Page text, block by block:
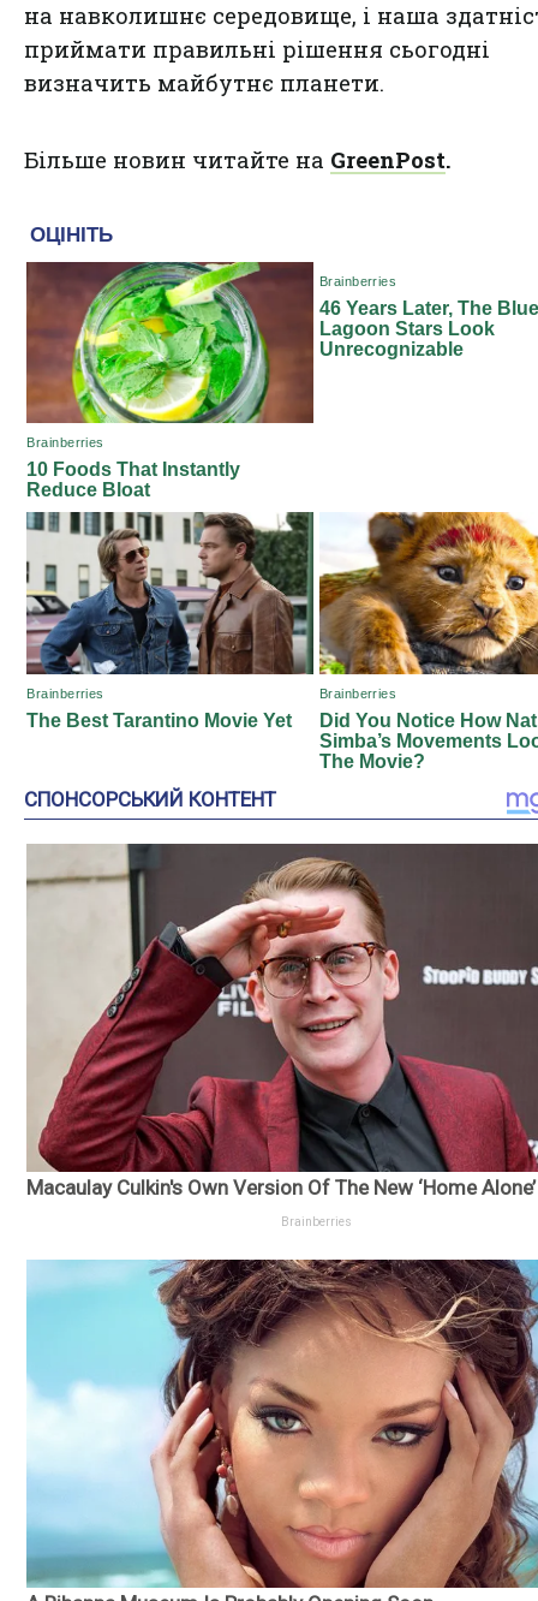
на навколишнє середовище, і наша
приймати правильні рішення сьогодні
визначить майбутнє планети.
Більше новин читайте на GreenPost.